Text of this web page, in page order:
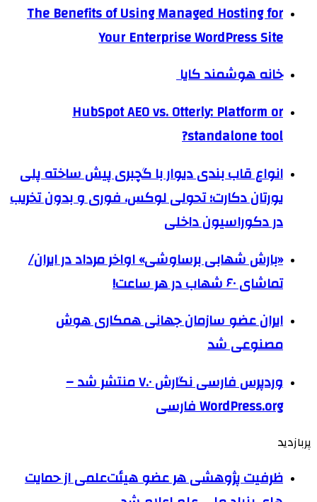
The Benefits of Using Managed Hosting for
Your Enterprise WordPress Site
خانه هوشمند کایا
HubSpot AEO vs. Otterly: Platform or
standalone tool?
انواع قاب بندی دیوار با گچبری پیش ساخته پلی
یورتان دکارت؛ تحولی لوکس، فوری و بدون تخریب
در دکوراسیون داخلی
«بارش شهابی برساوشی» اواخر مرداد در ایران/
تماشای ۶۰ شهاب در هر ساعت!
ایران عضو سازمان جهانی همکاری هوش
مصنوعی شد
وردپرس فارسی نگارش ۷.۰ منتشر شد –
WordPress.org فارسی
پربازدید
ظرفیت پژوهشی هر عضو هیئت‌علمی از حمایت